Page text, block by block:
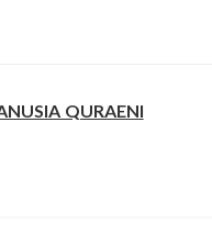
QURAENI